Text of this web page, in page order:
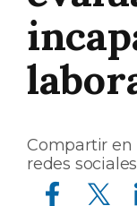
Compartir en
redes sociales
Compartir en Facebook Compartir en Twitter